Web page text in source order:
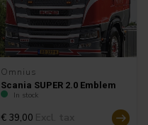
Omnius
Scania SUPER 2.0 Emblem
In stock
€ 39,00